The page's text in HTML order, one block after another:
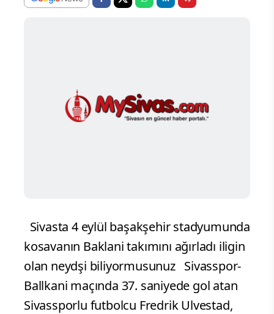
Sivasta 4 eylül başakşehir stadyumunda
kosavanın Baklani takımını ağırladı iligin
olan neydşi biliyormusunuz Sivasspor-
Ballkani maçında 37. saniyede gol atan
Sivassporlu futbolcu Fredrik Ulvestad,